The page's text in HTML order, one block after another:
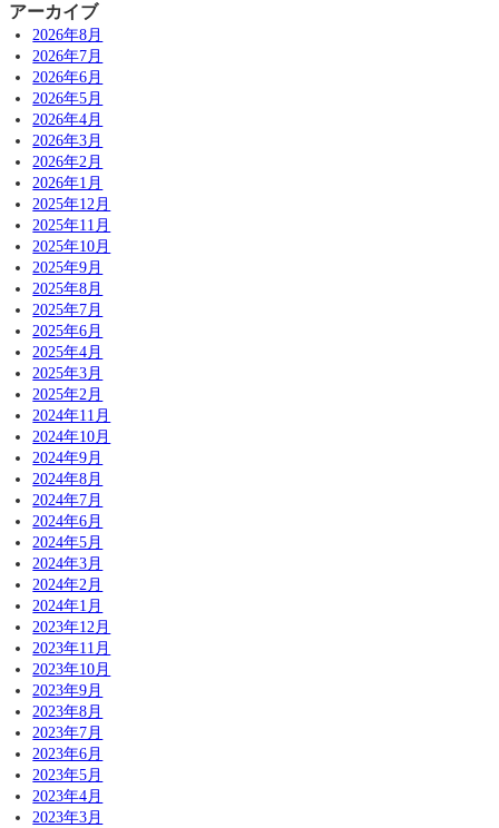
アーカイブ
2026年8月
2026年7月
2026年6月
2026年5月
2026年4月
2026年3月
2026年2月
2026年1月
2025年12月
2025年11月
2025年10月
2025年9月
2025年8月
2025年7月
2025年6月
2025年4月
2025年3月
2025年2月
2024年11月
2024年10月
2024年9月
2024年8月
2024年7月
2024年6月
2024年5月
2024年3月
2024年2月
2024年1月
2023年12月
2023年11月
2023年10月
2023年9月
2023年8月
2023年7月
2023年6月
2023年5月
2023年4月
2023年3月